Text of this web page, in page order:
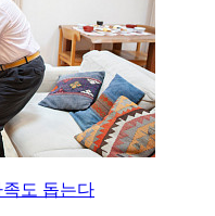
도 돕는다